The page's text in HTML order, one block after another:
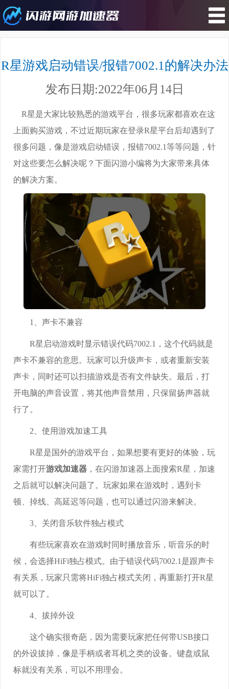
启动错误/报错7002.1的解决办法
R星游戏启动错误/报错7002.1的解决办法
发布日期:2022年06月14日
R星是大家比较熟悉的游戏平台，很多玩家都喜欢在这
上面购买游戏，不过近期玩家在登录R星平台后却遇到了
很多问题，像是游戏启动错误，报错7002.1等等问题，针
对这些要怎么解决呢？下面闪游小编将为大家带来具体
的解决方案。
1、声卡不兼容
R星启动游戏时显示错误代码7002.1，这个代码就是
声卡不兼容的意思。玩家可以升级声卡，或者重新安装
声卡，同时还可以扫描游戏是否有文件缺失。最后，打
开电脑的声音设置，将其他声音禁用，只保留扬声器就
行了。
2、使用游戏加速工具
R星是国外的游戏平台，如果想要有更好的体验，玩
家需打开游戏加速器 ，在闪游加速器上面搜索R星，加速
之后就可以解决问题了。玩家如果在游戏时，遇到卡
顿、掉线、高延迟等问题，也可以通过闪游来解决。
3、关闭音乐软件独占模式
有些玩家喜欢在游戏时同时播放音乐，听音乐的时
候，会选择HiFi独占模式。由于错误代码7002.1是跟声卡
有关系，玩家只需将HiFi独占模式关闭，再重新打开R星
就可以了。
4、拔掉外设
这个确实很奇葩，因为需要玩家把任何带USB接口
的外设拔掉，像是手柄或者耳机之类的设备。键盘或鼠
标就没有关系，可以不用理会。